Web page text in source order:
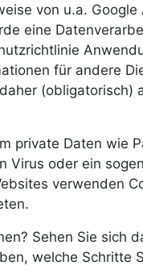
von u.a.
eine
für andere
(obligatorisch)
private Daten wie
Virus oder ein
verwenden
Sehen Sie sich
welche Schritte